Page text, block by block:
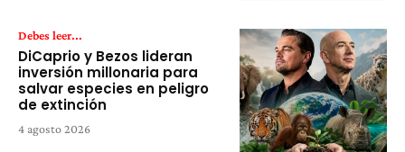
Debes leer...
DiCaprio y Bezos lideran
inversión millonaria para
salvar especies en peligro
de extinción
4 agosto 2026